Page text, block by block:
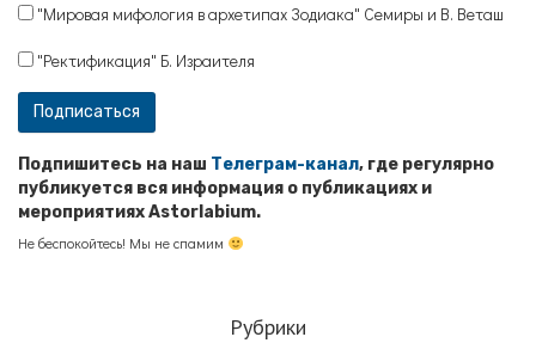
"Мировая мифология в архетипах Зодиака" Семиры и В. Веташ
"Ректификация" Б. Израителя
Подпишитесь на наш Телеграм-канал, где регулярно
публикуется вся информация о публикациях и
мероприятиях Astorlabium.
Не беспокойтесь! Мы не спамим
Рубрики